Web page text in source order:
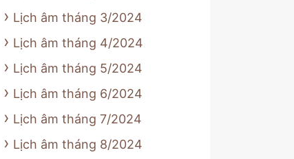
Lịch âm tháng 3/2024
Lịch âm tháng 4/2024
Lịch âm tháng 5/2024
Lịch âm tháng 6/2024
Lịch âm tháng 7/2024
Lịch âm tháng 8/2024